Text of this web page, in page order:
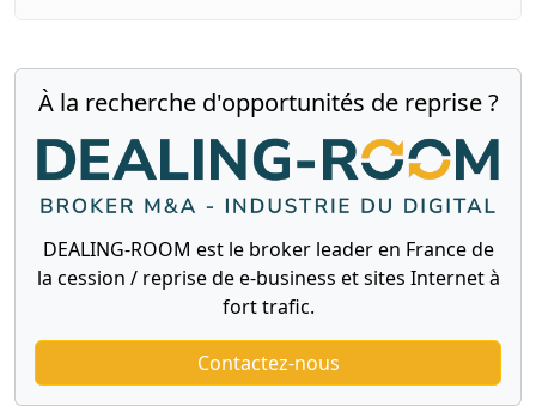
À la recherche d'opportunités de reprise ?
DEALING-ROOM est le broker leader en France de
la cession / reprise de e-business et sites Internet à
fort trafic.
Contactez-nous